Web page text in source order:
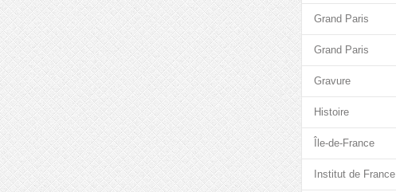
Grand Paris
Grand Paris
Gravure
Histoire
Île-de-France
Institut de France